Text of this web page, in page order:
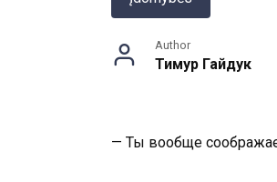
Author
Тимур Гайдук
— Ты вообще